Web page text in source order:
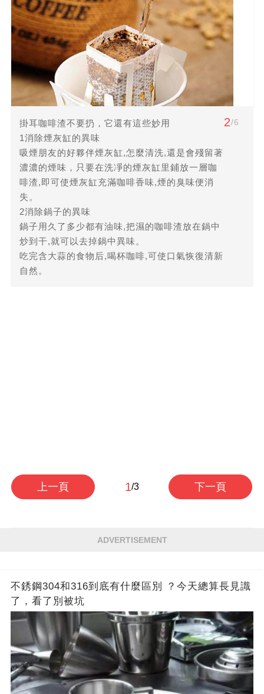
掛耳咖啡渣不要扔，它還有這些妙用
1消除煙灰缸的異味
吸煙朋友的好夥伴煙灰缸,怎麼清洗,還是會殘留著
濃濃的煙味，只要在洗凈的煙灰缸里鋪放一層咖
啡渣,即可使煙灰缸充滿咖啡香味,煙的臭味便消
失。
2消除鍋子的異味
鍋子用久了多少都有油味,把濕的咖啡渣放在鍋中
炒到干,就可以去掉鍋中異味。
吃完含大蒜的食物后,喝杯咖啡,可使口氣恢復清新
自然。
2/6
上一頁 1/3 下一頁
ADVERTISEMENT
不銹鋼304和316到底有什麼區別 ？今天總算長見識
了，看了別被坑